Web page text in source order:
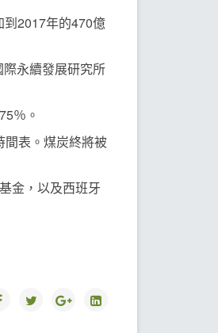
2017年的470億
永續發展研究所
％。
間表。煤炭終將被
金，以及西班牙